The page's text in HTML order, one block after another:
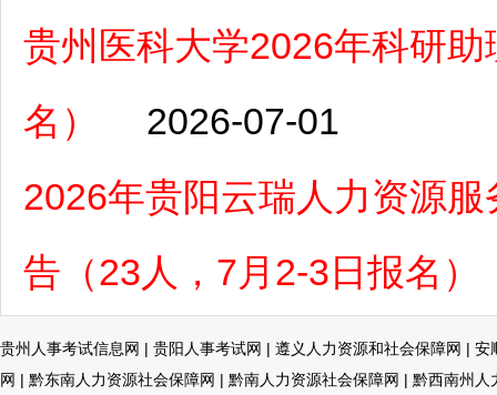
贵州医科大学2026年科研
名）
2026-07-01
2026年贵阳云瑞人力资源
告（23人，7月2-3日报名）
贵州人事考试信息网 | 贵阳人事考试网 | 遵义人力资源和社会保障网 | 安
网 | 黔东南人力资源社会保障网 | 黔南人力资源社会保障网 | 黔西南州人